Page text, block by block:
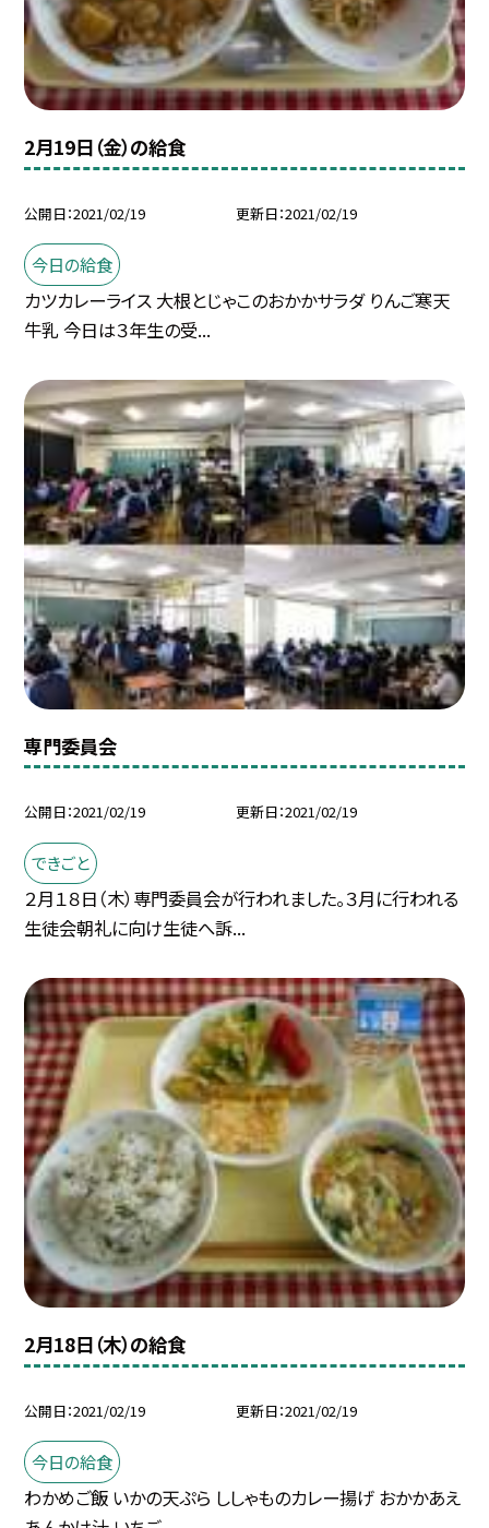
2月19日（金）の給食
公開日 2021/02/19 更新日 2021/02/19
今日の給食
カツカレーライス 大根とじゃこのおかかサラダ りんご寒天
牛乳 今日は３年生の受...
専門委員会
公開日 2021/02/19 更新日 2021/02/19
できごと
２月１８日（木）専門委員会が行われました。３月に行われる
生徒会朝礼に向け生徒へ訴...
2月18日（木）の給食
公開日 2021/02/19 更新日 2021/02/19
今日の給食
わかめご飯 いかの天ぷら ししゃものカレー揚げ おかかあえ